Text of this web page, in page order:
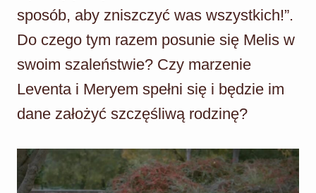
sposób, aby zniszczyć was wszystkich!”.
Do czego tym razem posunie się Melis w
swoim szaleństwie? Czy marzenie
Leventa i Meryem spełni się i będzie im
dane założyć szczęśliwą rodzinę?